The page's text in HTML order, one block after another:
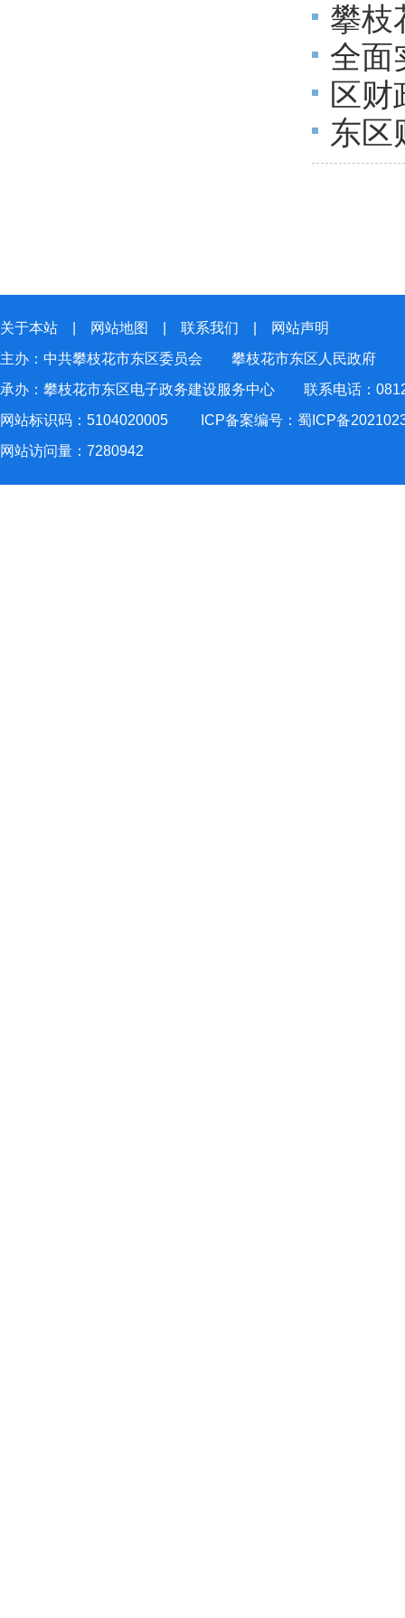
评价
攀枝
预算
全面
工作
区财
东区
理工
关于本站 网站地图 联系我们
网站声明
主办：中共攀枝花市东区委员会 攀枝花市东区人民政府
承办：攀枝花市东区电子政务建设服务中心 联系电话：
网站标识码：5104020005
ICP备案编号：蜀ICP备
网站访问量： 7280942